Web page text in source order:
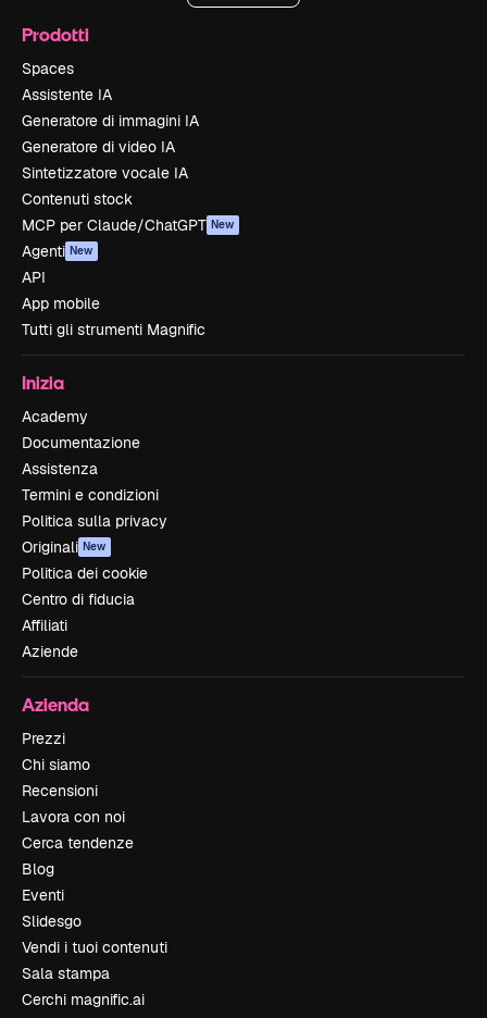
Prodotti
Spaces
Assistente IA
Generatore di immagini IA
Generatore di video IA
Sintetizzatore vocale IA
Contenuti stock
MCP per Claude/ChatGPT New
Agenti New
API
App mobile
Tutti gli strumenti Magnific
Inizia
Academy
Documentazione
Assistenza
Termini e condizioni
Politica sulla privacy
Originali New
Politica dei cookie
Centro di fiducia
Affiliati
Aziende
Azienda
Prezzi
Chi siamo
Recensioni
Lavora con noi
Cerca tendenze
Blog
Eventi
Slidesgo
Vendi i tuoi contenuti
Sala stampa
Cerchi magnific.ai